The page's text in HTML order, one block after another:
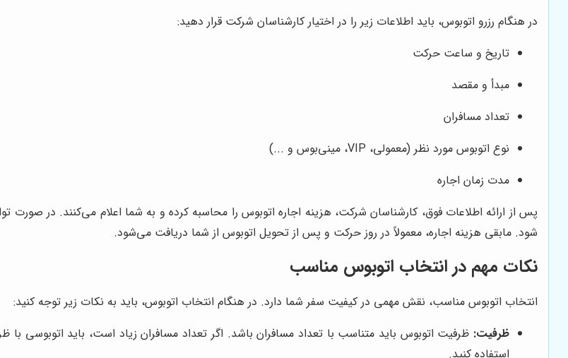
در هنگام رزرو اتوبوس، باید اطلاعات زیر را در اختیار کارشناسان شرکت قرار دهید:
تاریخ و ساعت حرکت
مبدأ و مقصد
تعداد مسافران
نوع اتوبوس مورد نظر (معمولی، VIP، مینی‌بوس و ...)
مدت زمان اجاره
پس از ارائه اطلاعات فوق، کارشناسان شرکت، هزینه اجاره اتوبوس را محاسبه کرده و به شما اعلام می‌کنند. در صورت
شود. مابقی هزینه اجاره، معمولاً در روز حرکت و پس از تحویل اتوبوس از شما دریافت می‌شود.
نکات مهم در انتخاب اتوبوس مناسب
انتخاب اتوبوس مناسب، نقش مهمی در کیفیت سفر شما دارد. در هنگام انتخاب اتوبوس، باید به نکات زیر توجه کنید:
ظرفیت: ظرفیت اتوبوس باید متناسب با تعداد مسافران باشد. اگر تعداد مسافران زیاد است، باید اتوبوسی
استفاده کنید.